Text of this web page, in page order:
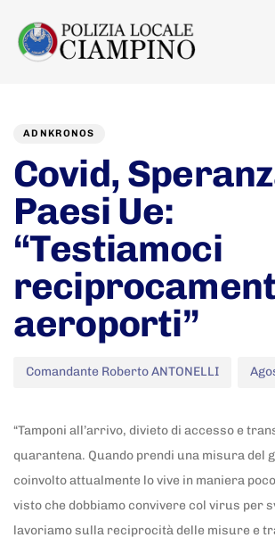
ADNKRONOS
Covid,
Paesi Ue:
“Testiamoci
aeroporti”
Comandante Roberto ANTONELLI
“Tamponi all’arrivo, divieto di accesso e
quarantena. Quando prendi una misura del
coinvolto attualmente lo vive in maniera
visto che dobbiamo convivere col virus per
lavoriamo sulla reciprocità delle misure e